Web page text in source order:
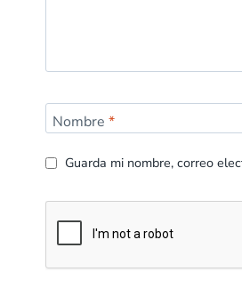
Nombre *
Guarda mi nombre, correo